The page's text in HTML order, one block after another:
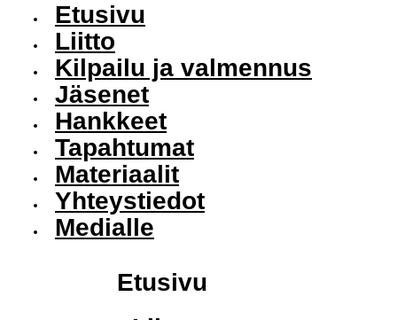
Etusivu
Liitto
Kilpailu ja valmennus
Jäsenet
Hankkeet
Tapahtumat
Materiaalit
Yhteystiedot
Medialle
Etusivu